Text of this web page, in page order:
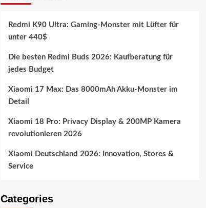
Redmi K90 Ultra: Gaming-Monster mit Lüfter für
unter 440$
Die besten Redmi Buds 2026: Kaufberatung für
jedes Budget
Xiaomi 17 Max: Das 8000mAh Akku-Monster im
Detail
Xiaomi 18 Pro: Privacy Display & 200MP Kamera
revolutionieren 2026
Xiaomi Deutschland 2026: Innovation, Stores &
Service
Categories